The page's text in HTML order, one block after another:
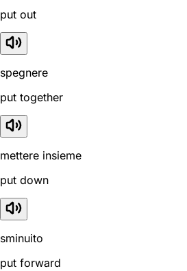
put out
spegnere
put together
mettere insieme
put down
sminuito
put forward